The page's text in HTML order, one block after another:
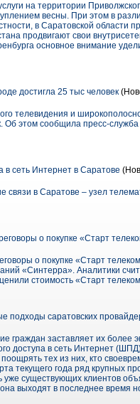
на территории
весны. При этом в
в Саратовской области
продвигают свои
основное внимание
достигла 25 тыс человек
телевидения и
Об этом сообщила пресс-
в сеть Интернет в Саратове
в Саратове – узел
о покупке «Старт
о покупке «Старт
«Синтерра». Аналитики
стоимость «Старт
подходы саратовских
граждан заставляет их более
доступа в сеть Интернет
тех из них, кто
текущего года ряд крупных
существующих клиентов
выходят в последнее время